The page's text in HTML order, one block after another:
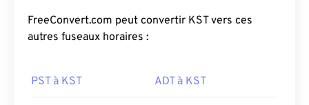
FreeConvert.com peut convertir KST vers ces
autres fuseaux horaires :
PST à KST ADT à KST